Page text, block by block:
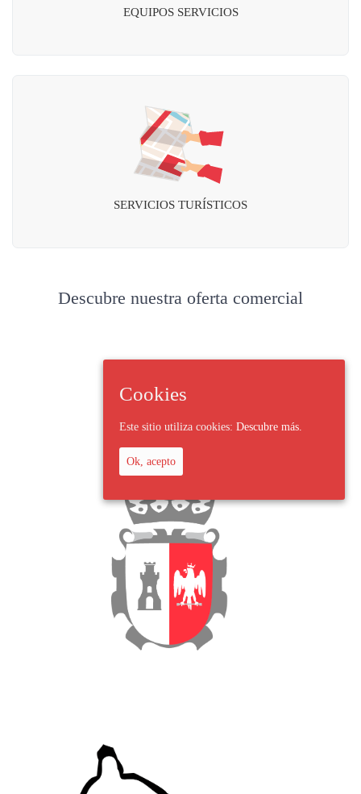
EQUIPOS SERVICIOS
SERVICIOS TURÍSTICOS
Descubre nuestra oferta comercial
Cookies
Este sitio utiliza cookies: Descubre más.
Ok, acepto